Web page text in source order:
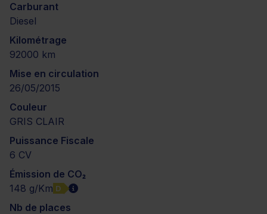
Carburant
Diesel
Kilométrage
92000 km
Mise en circulation
26/05/2015
Couleur
GRIS CLAIR
Puissance Fiscale
6 CV
Émission de CO₂
148 g/Km D
Nb de places